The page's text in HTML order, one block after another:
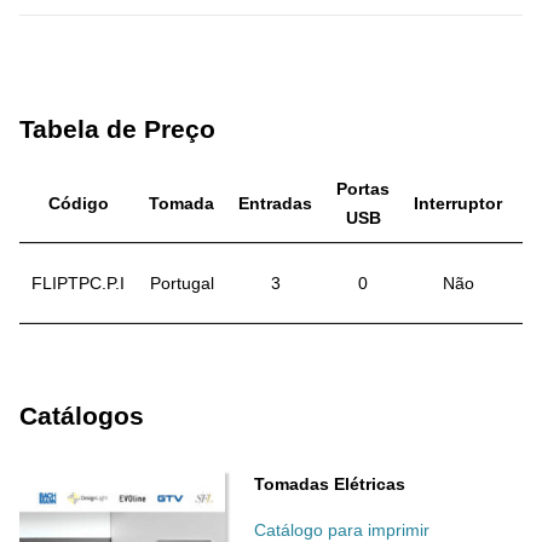
Tabela de Preço
Código Tomada Entradas
Portas
USB
Interruptor
FLIPTPC.P.I Portugal 3 0 Não
Catálogos
Tomadas Elétricas
Catálogo para imprimir